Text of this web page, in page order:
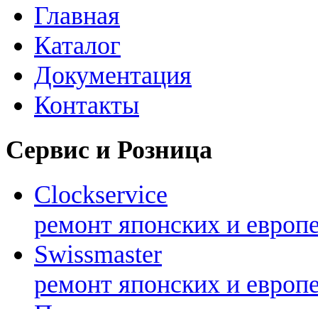
Главная
Каталог
Документация
Контакты
Сервис и Розница
Clockservice
ремонт японских и
Swissmaster
ремонт японских и